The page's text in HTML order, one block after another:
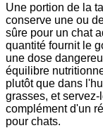
Une portion de la
conserve une ou
sûre pour un chat
quantité fournit le
une dose
équilibre
plutôt que dans
grasses, et
complément d'un
pour chats.